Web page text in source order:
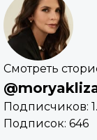
Смотреть
Подписчиков:
Подписок: 646